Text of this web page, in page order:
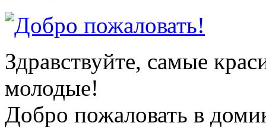
Здравствуйте, самые
молодые!
Добро пожаловать в